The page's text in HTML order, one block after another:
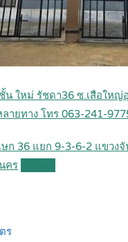
ใหม่ รัชดา36 ซ.เสือใหญ่
ายทาง โทร 063-241-
ก 36 แยก 9-3-6-2 แขวงจั
คร
ร